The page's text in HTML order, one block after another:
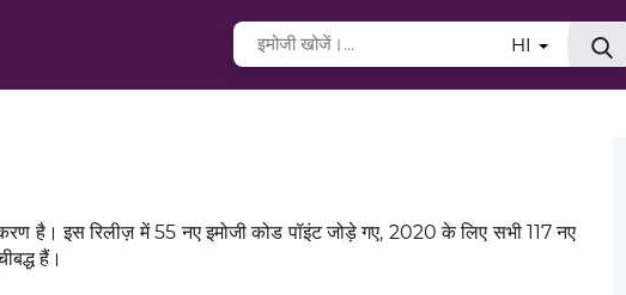
HI
है। इस रिलीज़ में 55 नए इमोजी कोड पॉइंट जोड़े गए, 2020 के लिए सभी 117 नए
हैं।